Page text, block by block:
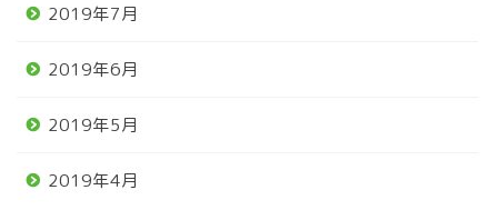
2019年7月
2019年6月
2019年5月
2019年4月